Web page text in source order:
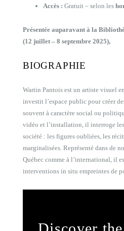
Accès : Gratuit – selon les
Présentée auparavant à la
(12 juillet – 8 septembre 2025),
BIOGRAPHIE
Wartin Pantois est un artiste visuel
investit l’espace public pour créer
souvent à caractère social ou
vidéo et l’installation, il interroge
société : les figures oubliées, les
marginalisées. Représenté dans de
Québec comme à l’international, il
interventions in situ empreintes de